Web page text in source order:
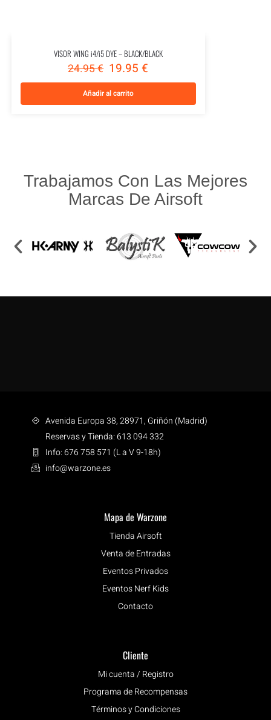
VISOR WING i4/i5 DYE – BLACK/BLACK
24.95€ 19.95€
Añadir al carrito
Trabajamos Con Las Mejores
Marcas De Airsoft
Avenida Europa 38, 28971, Griñón (Madrid)
Reservas y Tienda: 613 094 332
Info: 676 758 571 (L a V 9-18h)
info@warzone.es
Mapa de Warzone
Tienda Airsoft
Venta de Entradas
Eventos Privados
Eventos Nerf Kids
Contacto
Cliente
Mi cuenta / Registro
Programa de Recompensas
Términos y Condiciones